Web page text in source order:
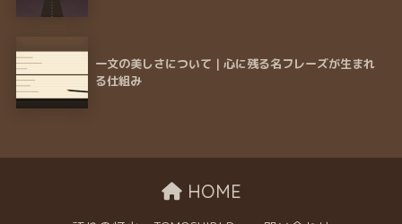
一文の美しさについて｜心に残る名フレーズが生まれ
る仕組み
HOME